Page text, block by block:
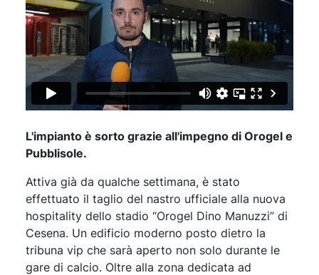
L'impianto è sorto grazie all'impegno di Orogel e
Pubblisole.
Attiva già da qualche settimana, è stato
effettuato il taglio del nastro ufficiale alla nuova
hospitality dello stadio “Orogel Dino Manuzzi” di
Cesena. Un edificio moderno posto dietro la
tribuna vip che sarà aperto non solo durante le
gare di calcio. Oltre alla zona dedicata ad